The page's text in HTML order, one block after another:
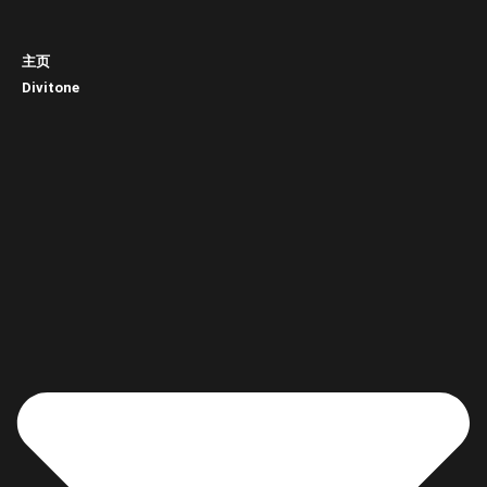
主页
Divitone